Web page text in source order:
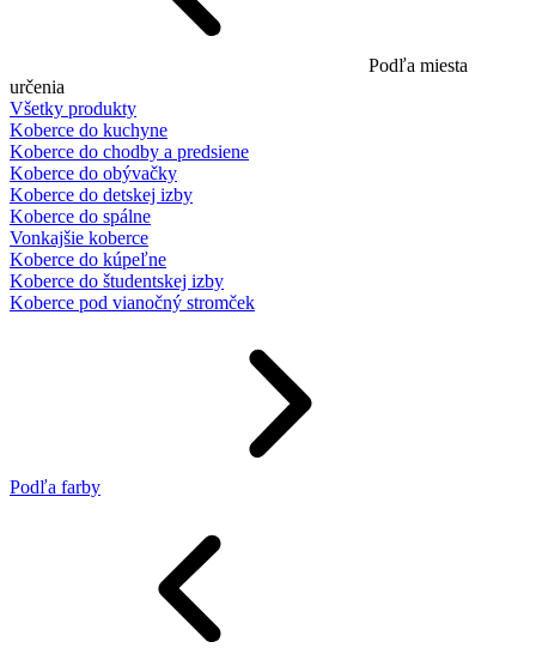
Podľa miesta
určenia
Všetky produkty
Koberce do kuchyne
Koberce do chodby a predsiene
Koberce do obývačky
Koberce do detskej izby
Koberce do spálne
Vonkajšie koberce
Koberce do kúpeľne
Koberce do študentskej izby
Koberce pod vianočný stromček
Podľa farby